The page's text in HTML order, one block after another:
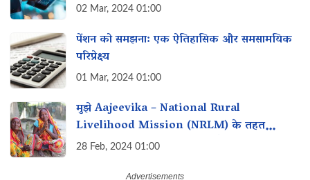
02 Mar, 2024 01:00
पेंशन को समझना: एक ऐतिहासिक और समसामयिक
परिप्रेक्ष्य
01 Mar, 2024 01:00
मुझे Aajeevika – National Rural
Livelihood Mission (NRLM) के तहत
व्यवसाय शुरू करने के लिए loan कैसे मिल सकता
28 Feb, 2024 01:00